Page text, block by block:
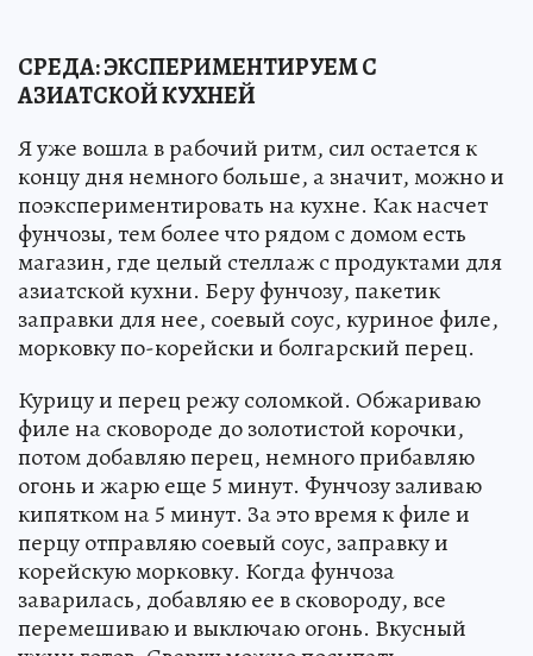
СРЕДА: ЭКСПЕРИМЕНТИРУЕМ С
АЗИАТСКОЙ КУХНЕЙ
Я уже вошла в рабочий ритм, сил остается к
концу дня немного больше, а значит, можно и
поэкспериментировать на кухне. Как насчет
фунчозы, тем более что рядом с домом есть
магазин, где целый стеллаж с продуктами для
азиатской кухни. Беру фунчозу, пакетик
заправки для нее, соевый соус, куриное филе,
морковку по-корейски и болгарский перец.
Курицу и перец режу соломкой. Обжариваю
филе на сковороде до золотистой корочки,
потом добавляю перец, немного прибавляю
огонь и жарю еще 5 минут. Фунчозу заливаю
кипятком на 5 минут. За это время к филе и
перцу отправляю соевый соус, заправку и
корейскую морковку. Когда фунчоза
заварилась, добавляю ее в сковороду, все
перемешиваю и выключаю огонь. Вкусный